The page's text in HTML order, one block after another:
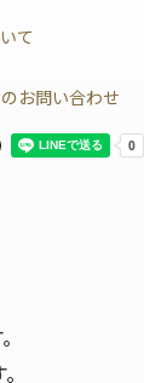
て
お問い合わせ